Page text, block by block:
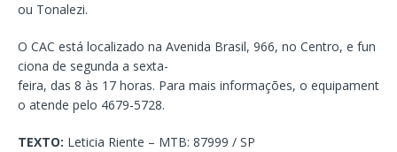
ou Tonalezi.
O CAC está localizado na Avenida Brasil, 966, no Centro, e fun
ciona de segunda a sexta-
feira, das 8 às 17 horas. Para mais informações, o equipament
o atende pelo 4679-5728.
TEXTO: Leticia Riente – MTB: 87999 / SP